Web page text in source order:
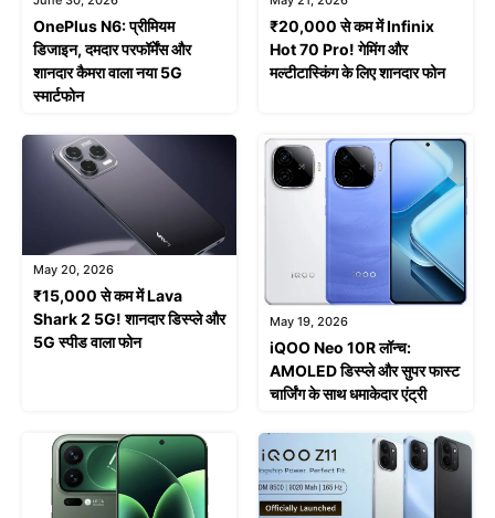
OnePlus N6: प्रीमियम
डिजाइन, दमदार परफॉर्मेंस और
शानदार कैमरा वाला नया 5G
स्मार्टफोन
₹20,000 से कम में Infinix
Hot 70 Pro! गेमिंग और
मल्टीटास्किंग के लिए शानदार फोन
May 20, 2026
₹15,000 से कम में Lava
Shark 2 5G! शानदार डिस्प्ले और
5G स्पीड वाला फोन
May 19, 2026
iQOO Neo 10R लॉन्च:
AMOLED डिस्प्ले और सुपर फास्ट
चार्जिंग के साथ धमाकेदार एंट्री